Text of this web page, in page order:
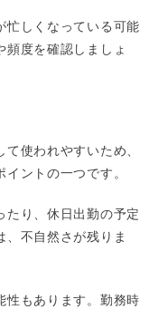
忙しくなっている可能
頻度を確認しましょ
使われやすいため、
ントの一つです。
たり、休日出勤の予定
、不自然さが残りま
性もあります。勤務時